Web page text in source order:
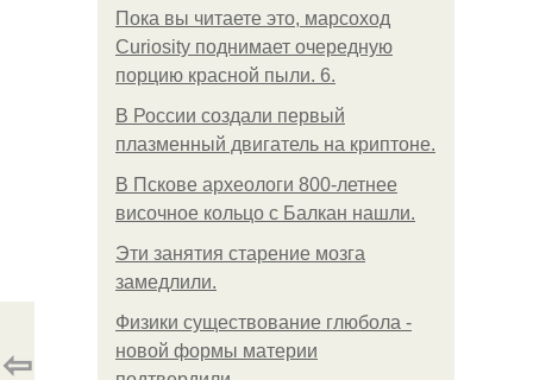
Пока вы читаете это, марсоход
Curiosity поднимает очередную
порцию красной пыли. 6.
В России создали первый
плазменный двигатель на криптоне.
В Пскове археологи 800-летнее
височное кольцо с Балкан нашли.
Эти занятия старение мозга
замедлили.
Физики существование глюбола -
новой формы материи
⇦